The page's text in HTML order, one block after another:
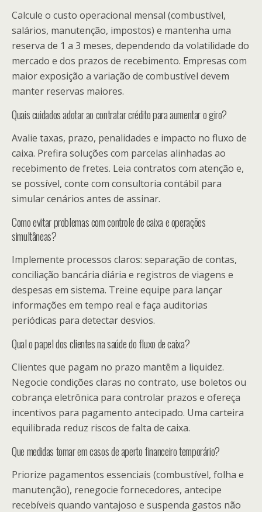
Calcule o custo operacional mensal (combustível,
salários, manutenção, impostos) e mantenha uma
reserva de 1 a 3 meses, dependendo da volatilidade do
mercado e dos prazos de recebimento. Empresas com
maior exposição a variação de combustível devem
manter reservas maiores.
Quais cuidados adotar ao contratar crédito para aumentar o giro?
Avalie taxas, prazo, penalidades e impacto no fluxo de
caixa. Prefira soluções com parcelas alinhadas ao
recebimento de fretes. Leia contratos com atenção e,
se possível, conte com consultoria contábil para
simular cenários antes de assinar.
Como evitar problemas com controle de caixa e operações
simultâneas?
Implemente processos claros: separação de contas,
conciliação bancária diária e registros de viagens e
despesas em sistema. Treine equipe para lançar
informações em tempo real e faça auditorias
periódicas para detectar desvios.
Qual o papel dos clientes na saúde do fluxo de caixa?
Clientes que pagam no prazo mantêm a liquidez.
Negocie condições claras no contrato, use boletos ou
cobrança eletrônica para controlar prazos e ofereça
incentivos para pagamento antecipado. Uma carteira
equilibrada reduz riscos de falta de caixa.
Que medidas tomar em casos de aperto financeiro temporário?
Priorize pagamentos essenciais (combustível, folha e
manutenção), renegocie fornecedores, antecipe
recebíveis quando vantajoso e suspenda gastos não